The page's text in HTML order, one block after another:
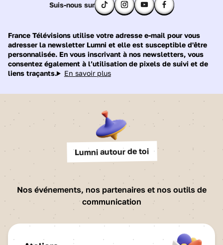
Suis-nous sur
France Télévisions utilise votre adresse e-mail pour vous
adresser la newsletter Lumni et elle est susceptible d'être
personnalisée. En vous inscrivant à nos newsletters, vous
consentez également à l’utilisation de pixels de suivi et de
liens traçants.
En savoir plus
Lumni autour de toi
Nos événements, nos partenaires et nos outils de
communication